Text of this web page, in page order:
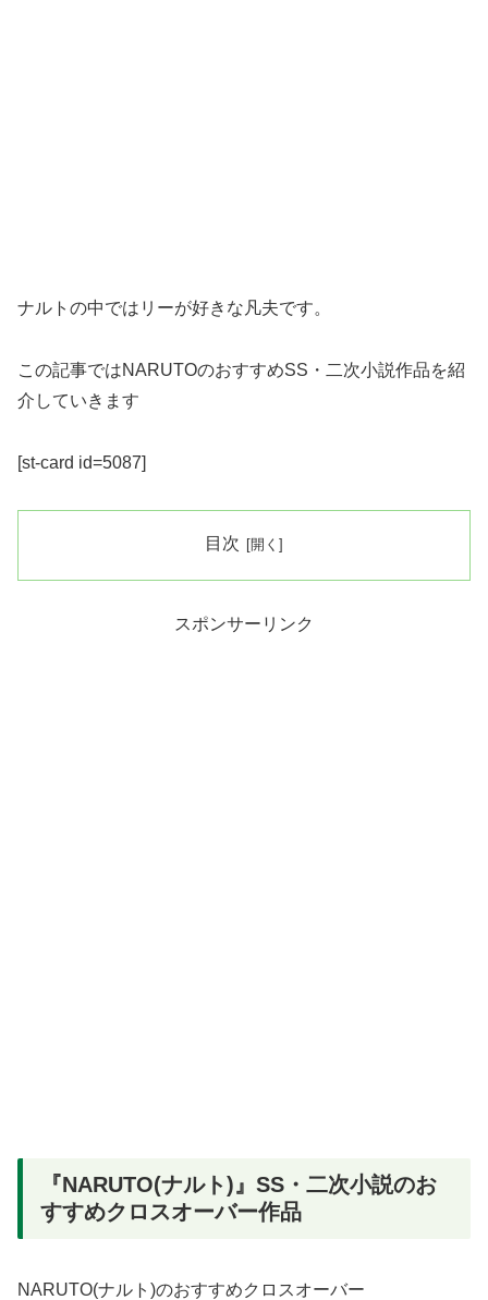
ナルトの中ではリーが好きな凡夫です。
この記事ではNARUTOのおすすめSS・二次小説作品を紹
介していきます
[st-card id=5087]
目次
スポンサーリンク
『NARUTO(ナルト)』SS・二次小説のお
すすめクロスオーバー作品
NARUTO(ナルト)のおすすめクロスオーバー